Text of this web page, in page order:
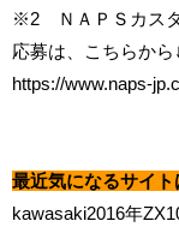
※2 ＮＡＰＳカスタ
応募は、こちらから
https://www.naps-
最近気になるサイ
kawasaki2016年